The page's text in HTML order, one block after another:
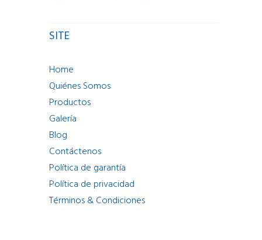
SITE
Home
Quiénes Somos
Productos
Galería
Blog
Contáctenos
Política de garantía
Política de privacidad
Términos & Condiciones